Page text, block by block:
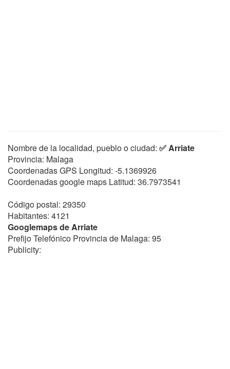
Nombre de la localidad, pueblo o ciudad: ✅ Arriate
Provincia: Malaga
Coordenadas GPS Longitud: -5.1369926
Coordenadas google maps Latitud: 36.7973541
Código postal: 29350
Habitantes: 4121
Googlemaps de Arriate
Prefijo Telefónico Provincia de Malaga: 95
Publicity: